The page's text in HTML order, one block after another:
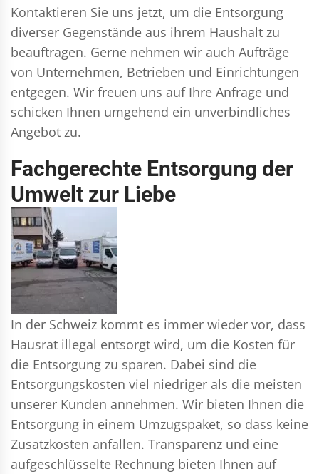
Kontaktieren Sie uns jetzt, um die Entsorgung
diverser Gegenstände aus ihrem Haushalt zu
beauftragen. Gerne nehmen wir auch Aufträge
von Unternehmen, Betrieben und Einrichtungen
entgegen. Wir freuen uns auf Ihre Anfrage und
schicken Ihnen umgehend ein unverbindliches
Angebot zu.
Fachgerechte Entsorgung der
Umwelt zur Liebe
In der Schweiz kommt es immer wieder vor, dass
Hausrat illegal entsorgt wird, um die Kosten für
die Entsorgung zu sparen. Dabei sind die
Entsorgungskosten viel niedriger als die meisten
unserer Kunden annehmen. Wir bieten Ihnen die
Entsorgung in einem Umzugspaket, so dass keine
Zusatzkosten anfallen. Transparenz und eine
aufgeschlüsselte Rechnung bieten Ihnen auf